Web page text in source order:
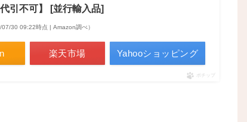
引不可】 [並行輸入品]
07/30 09:22時点 | Amazon調べ）
楽天市場 Yahooショッピング
ポチップ